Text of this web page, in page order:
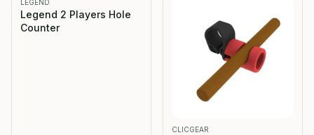
LEGEND
Legend 2 Players Hole
Counter
CLICGEAR